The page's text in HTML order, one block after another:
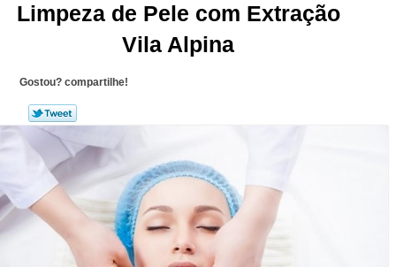
Limpeza de Pele com Extração
Vila Alpina
Gostou? compartilhe!